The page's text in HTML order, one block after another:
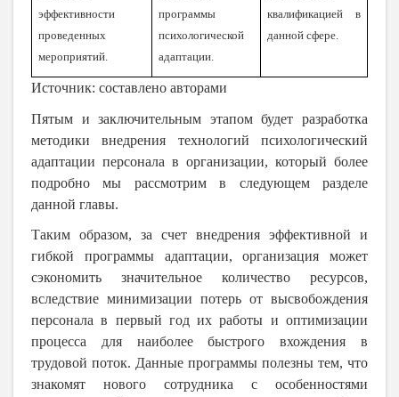
эффективности
проведенных
мероприятий.
программы
психологической
адаптации.
квалификацией в
данной сфере.
Источник: составлено авторами
Пятым и заключительным этапом будет разработка
методики внедрения технологий психологический
адаптации персонала в организации, который более
подробно мы рассмотрим в следующем разделе
данной главы.
Таким образом, за счет внедрения эффективной и
гибкой программы адаптации, организация может
сэкономить значительное количество ресурсов,
вследствие минимизации потерь от высвобождения
персонала в первый год их работы и оптимизации
процесса для наиболее быстрого вхождения в
трудовой поток. Данные программы полезны тем, что
знакомят нового сотрудника с особенностями